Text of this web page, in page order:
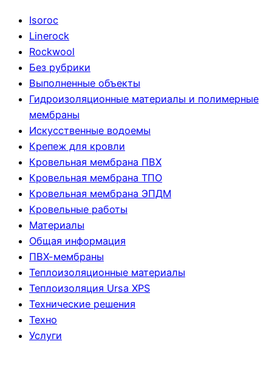
Isoroc
Linerock
Rockwool
Без рубрики
Выполненные объекты
Гидроизоляционные материалы и полимерные
мембраны
Искусственные водоемы
Крепеж для кровли
Кровельная мембрана ПВХ
Кровельная мембрана ТПО
Кровельная мембрана ЭПДМ
Кровельные работы
Материалы
Общая информация
ПВХ-мембраны
Теплоизоляционные материалы
Теплоизоляция Ursa XPS
Технические решения
Техно
Услуги